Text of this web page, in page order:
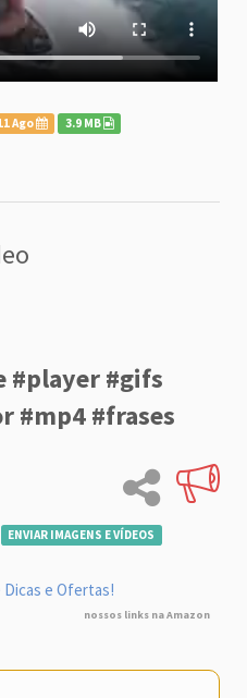
Ago 3.9 MB
#player #gifs
#mp4 #frases
ENVIAR IMAGENS E VÍDEOS
Dicas e Ofertas!
nossos links na Amazon